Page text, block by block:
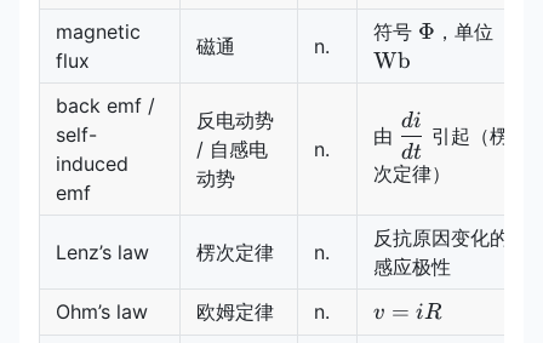
magnetic
flux
磁通 n.
符号 \Phi
Φ ，单位
Wb
back emf /
self-
induced
emf
反电动势
/ 自感电
动势
n.
由 \dfrac{di}
{dt}
dt
di
引起（楞
次定律）
Lenz’s law 楞次定律 n.
反抗原因变化的
感应极性
Ohm’s law
欧姆定律 n. v=iR
v = iR